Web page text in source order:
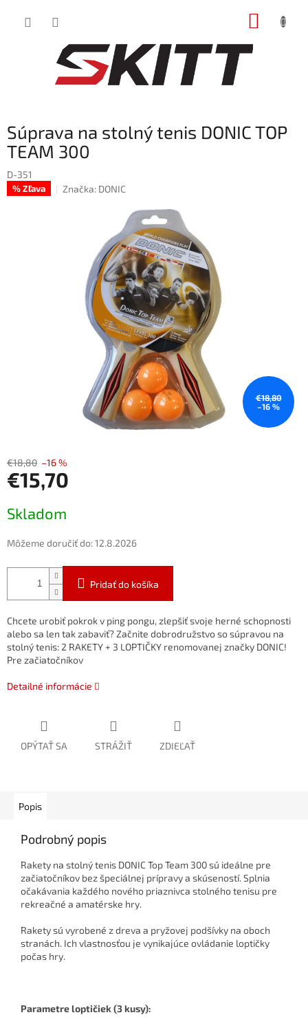
Súprava na stolný tenis DONIC TOP
TEAM 300
D-351
% Zľava Značka: DONIC
€18,80
–16 %
€18,80 –16 %
€15,70
cena:
Skladom
Môžeme doručiť do:12.8.2026
Pridať do košíka
Chcete urobiť pokrok v ping pongu, zlepšiť svoje herné schopnosti
alebo sa len tak zabaviť? Začnite dobrodružstvo so súpravou na
stolný tenis: 2 RAKETY + 3 LOPTIČKY renomovanej značky DONIC!
Pre začiatočníkov
Detailné informácie
OPÝTAŤ SA STRÁŽIŤ ZDIEĽAŤ
Popis
Podrobný popis
Rakety na stolný tenis DONIC Top Team 300 sú ideálne pre
začiatočníkov bez špeciálnej prípravy a skúseností. Splnia
očakávania každého nového priaznivca stolného tenisu pre
rekreačné a amatérske hry.
Rakety sú vyrobené z dreva a pryžovej podšívky na oboch
stranách. Ich vlastnosťou je vynikajúce ovládanie loptičky
počas hry.
Parametre loptičiek (3 kusy):